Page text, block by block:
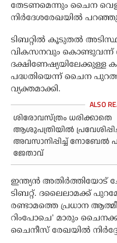
തേടണമെന്നും ചൈന
നിര്‍ദേശരേഖയില്‍
ടിബറ്റില്‍ കൂടുതല്‍
വികസനവും കൊണ്ടുവന്ന്
ദക്ഷിണേഷ്യയിലേക്കുള്ള
പദ്ധതിയെന്ന് ചൈന
വ്യക്തമാക്കി.
ശിരോവസ്ത്രം ധരിക്കാതെ
ആശുപത്രിയിൽ
അവസാനിപ്പിച്ച് നോബേൽ
ജേതാവ്
ഇന്ത്യന്‍ അതിര്‍ത്തിയോട്
ടിബറ്റ്. ദലൈലാമക്ക്
രണ്ടാമത്തെ പ്രധാന
റിംപോചെ’ മാരും
ചൈനീസ് രേഖയില്‍